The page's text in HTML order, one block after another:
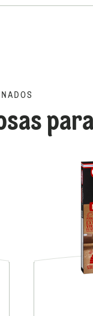
Pancetta